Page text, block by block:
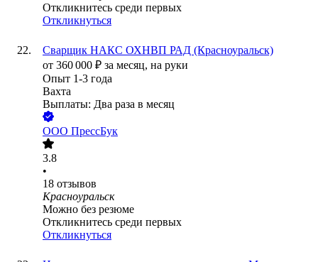
Откликнитесь среди первых
Откликнуться
Сварщик НАКС ОХНВП РАД (Красноуральск)
от 360 000 ₽ за месяц, на руки
Опыт 1-3 года
Вахта
Выплаты: Два раза в месяц
ООО ПрессБук
3.8
•
18 отзывов
Красноуральск
Можно без резюме
Откликнитесь среди первых
Откликнуться